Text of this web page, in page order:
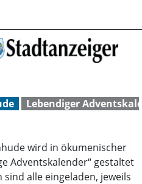
Weihnachtszeit
Lebendiger
wird in ökumenischer
Adventskalender“ gestaltet
alle eingeladen, jeweils